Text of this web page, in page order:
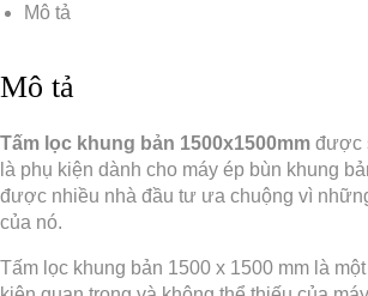
Mô tả
Mô tả
Tấm lọc khung bản 1500x1500mm được
là phụ kiện dành cho máy ép bùn khung
được nhiều nhà đầu tư ưa chuộng vì
của nó.
Tấm lọc khung bản 1500 x 1500 mm là